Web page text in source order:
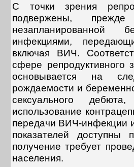
С точки зрения
подвержены,
незапланированной
инфекциями,
включая ВИЧ.
сфере репродуктивного
основывается на
рождаемости и
сексуального
использование
передачи ВИЧ-инфекции
показателей доступны
получение требует
населения.